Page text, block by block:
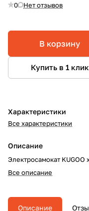
0 Нет отзывов
В корзину
Купить в 1 клик
Характеристики
Все характеристики
Описание
Электросамокат KUGOO
Все описание
Описание